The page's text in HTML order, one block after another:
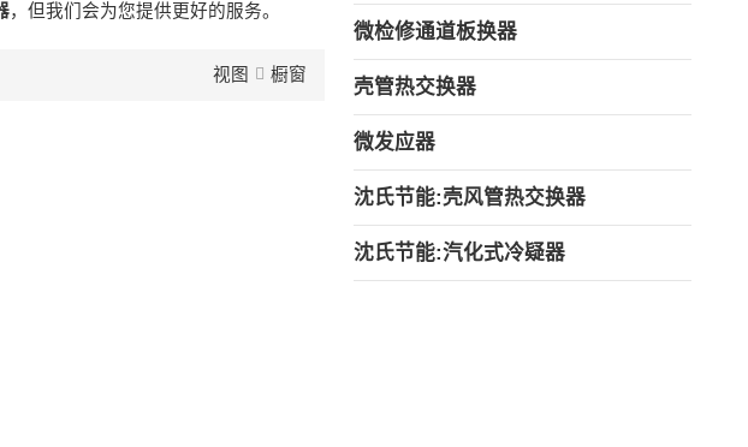
，但我们会为您提供更好的服务。
视图 橱窗
微检修通道板换器
壳管热交换器
微发应器
沈氏节能:壳风管热交换器
沈氏节能:汽化式冷疑器